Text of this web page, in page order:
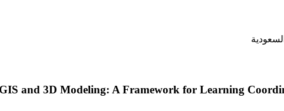
and 3D Modeling: A Framework for Learning